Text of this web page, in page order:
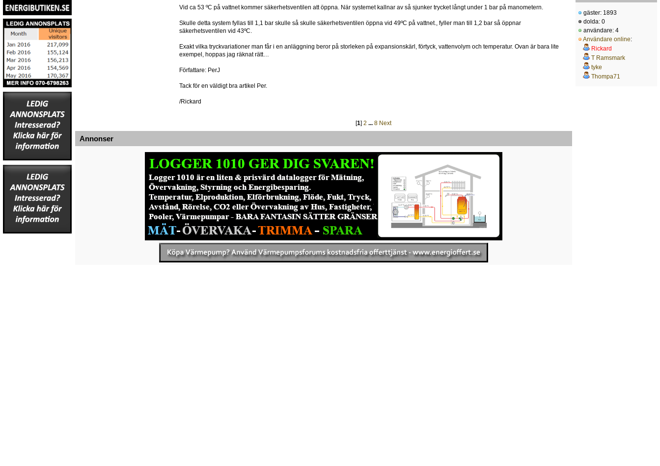
Vid ca 53 ºC på vattnet kommer säkerhetsventilen att öppna. När systemet kallnar av så sjunker trycket långt under 1 bar på manometern.
Skulle detta system fyllas till 1,1 bar skulle så skulle säkerhetsventilen öppna vid 49ºC på vattnet., fyller man till 1,2 bar så öppnar
säkerhetsventilen vid 43ºC.
Exakt vilka tryckvariationer man får i en anläggning beror på storleken på expansionskärl, förtyck, vattenvolym och temperatur. Ovan är bara lite
exempel, hoppas jag räknat rätt…
Författare: PerJ
Tack för en väldigt bra artikel Per.
/Rickard
[1] 2 ... 8 Next
Annonser
gäster: 1893
dolda: 0
användare: 4
Användare online:
Rickard
T Ramsmark
tyke
Thompa71